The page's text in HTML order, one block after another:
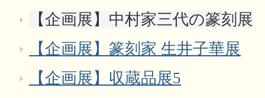
【企画展】中村家三代の篆刻展
【企画展】篆刻家 生井子華展
【企画展】収蔵品展5